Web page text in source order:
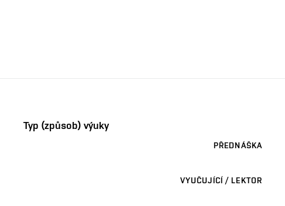
Typ (způsob) výuky
PŘEDNÁŠKA
VYUČUJÍCÍ / LEKTOR